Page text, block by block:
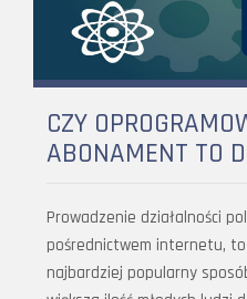
CZY
ABONAMENT TO
Prowadzenie działalności
pośrednictwem internetu,
najbardziej popularny